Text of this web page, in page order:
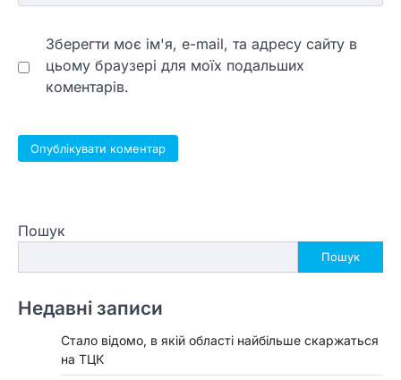
Зберегти моє ім'я, e-mail, та адресу сайту в
цьому браузері для моїх подальших
коментарів.
Пошук
Пошук
Недавні записи
Стало відомо, в якій області найбільше скаржаться
на ТЦК